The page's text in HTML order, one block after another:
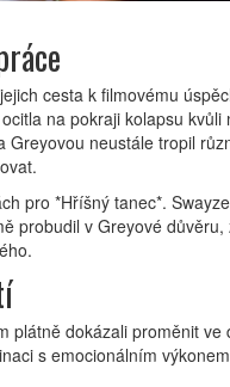
cesta k filmovému
na pokraji kolapsu
neustále tropil
pro *Hříšný tanec*.
probudil v Greyové
dokázali proměnit
s emocionálním